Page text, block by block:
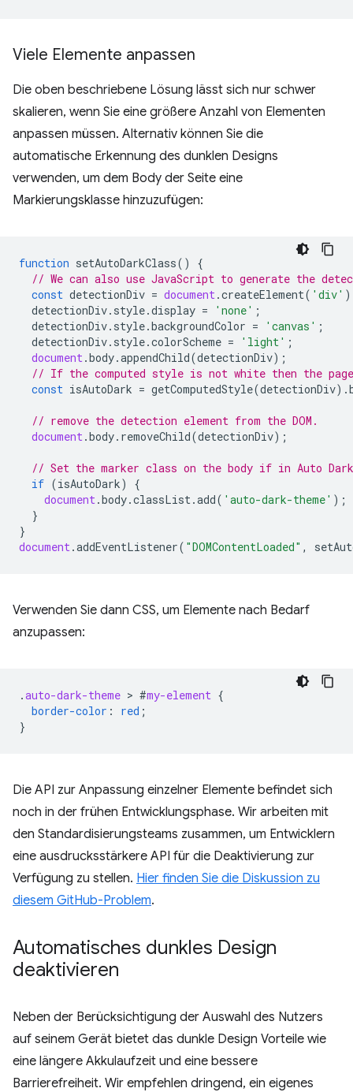
Viele Elemente anpassen
Die oben beschriebene Lösung lässt sich nur schwer
skalieren, wenn Sie eine größere Anzahl von Elementen
anpassen müssen. Alternativ können Sie die
automatische Erkennung des dunklen Designs
verwenden, um dem Body der Seite eine
Markierungsklasse hinzuzufügen:
function setAutoDarkClass()
{
// We can also use JavaScript to generate the
const detectionDiv = document.createElement( 'div'
detectionDiv. style.display = 'none' ;
detectionDiv. style.backgroundColor = 'canvas' ;
detectionDiv. style.colorScheme = 'light' ;
document.body.appendChild(detectionDiv);
// If the computed style is not white then the
const isAutoDark = getComputedStyle(detectionDiv).
// remove the detection element from the DOM.
document.body. removeChild(detectionDiv);
// Set the marker class on the body if in Auto Dark
if (isAutoDark)
{
document.body.classList.add( 'auto-dark-theme' );
}
}
document.addEventListener( "DOMContentLoaded" ,
Verwenden Sie dann CSS, um Elemente nach Bedarf
anzupassen:
.auto-dark-theme > #my-element {
border-color : red ;
}
Die API zur Anpassung einzelner Elemente befindet sich
noch in der frühen Entwicklungsphase. Wir arbeiten mit
den Standardisierungsteams zusammen, um Entwicklern
eine ausdrucksstärkere API für die Deaktivierung zur
Verfügung zu stellen. Hier finden Sie die Diskussion zu
diesem GitHub-Problem.
Automatisches dunkles Design
deaktivieren
Neben der Berücksichtigung der Auswahl des Nutzers
auf seinem Gerät bietet das dunkle Design Vorteile wie
eine längere Akkulaufzeit und eine bessere
Barrierefreiheit. Wir empfehlen dringend, ein eigenes